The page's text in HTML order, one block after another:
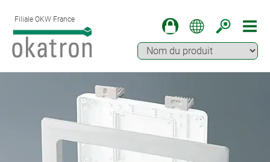
Filiale OKW France